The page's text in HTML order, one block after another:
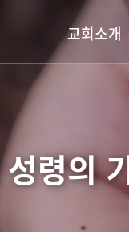
교회소개
섬기는 이들
령의